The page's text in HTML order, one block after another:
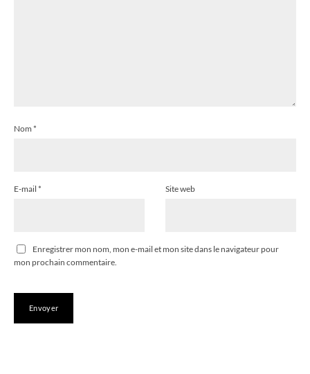
Nom *
E-mail * Site web
Enregistrer mon nom, mon e-mail et mon site dans le navigateur pour
mon prochain commentaire.